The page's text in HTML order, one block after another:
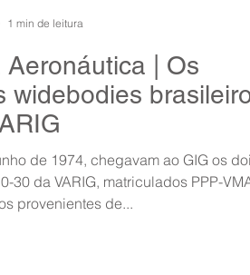
Aeronáutica | Os
widebodies
de 1974, chegavam ao GIG os
VMA e
provenientes de...
1 min de leitura